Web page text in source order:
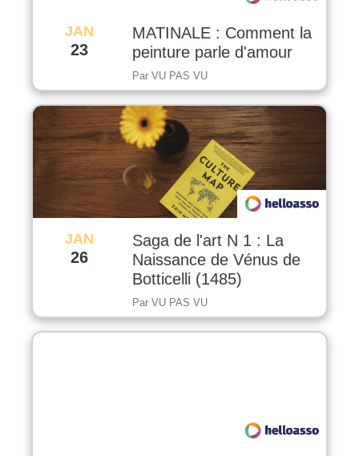
JAN
23
MATINALE : Comment la
peinture parle d'amour
Par VU PAS VU
JAN
26
Saga de l'art N 1 : La
Naissance de Vénus de
Botticelli (1485)
Par VU PAS VU